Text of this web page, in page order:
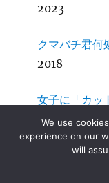
2023
クマバチ君何
2018
女子に「カッ
2016
SDCC +
We use
experience on our
will